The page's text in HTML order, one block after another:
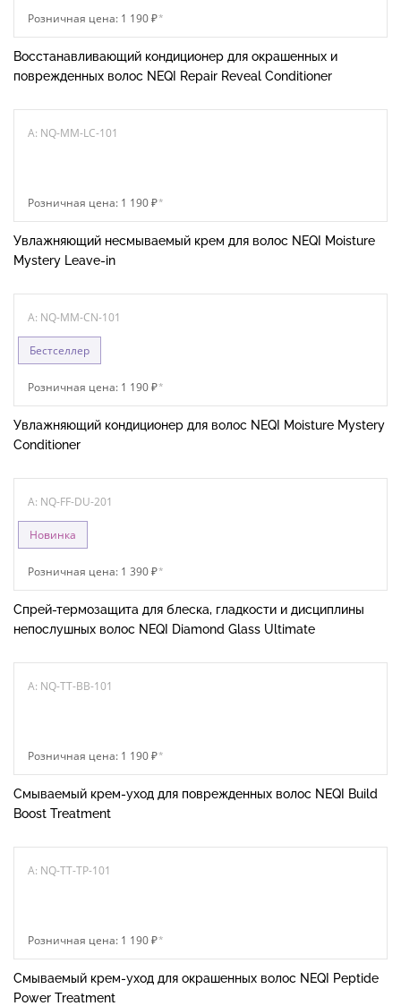
Розничная цена: 1 190 ₽*
Восстанавливающий кондиционер для окрашенных и
поврежденных волос NEQI Repair Reveal Conditioner
A: NQ-MM-LC-101
Розничная цена: 1 190 ₽*
Увлажняющий несмываемый крем для волос NEQI Moisture
Mystery Leave-in
A: NQ-MM-CN-101
Бестселлер
Розничная цена: 1 190 ₽*
Увлажняющий кондиционер для волос NEQI Moisture Mystery
Conditioner
A: NQ-FF-DU-201
Новинка
Розничная цена: 1 390 ₽*
Спрей-термозащита для блеска, гладкости и дисциплины
непослушных волос NEQI Diamond Glass Ultimate
A: NQ-TT-BB-101
Розничная цена: 1 190 ₽*
Смываемый крем-уход для поврежденных волос NEQI Build
Boost Treatment
A: NQ-TT-TP-101
Розничная цена: 1 190 ₽*
Смываемый крем-уход для окрашенных волос NEQI Peptide
Power Treatment